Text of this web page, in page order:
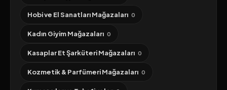
Hobi ve El Sanatları Mağazaları 0
Kadın Giyim Mağazaları 0
Kasaplar Et Şarküteri Mağazaları 0
Kozmetik & Parfümeri Mağazaları 0